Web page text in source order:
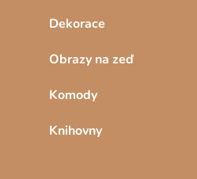
Dekorace
Obrazy na zeď
Komody
Knihovny